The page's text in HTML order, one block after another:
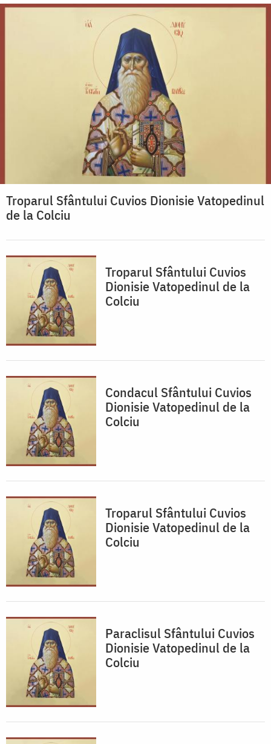
Troparul Sfântului Cuvios Dionisie Vatopedinul
de la Colciu
Troparul Sfântului Cuvios
Dionisie Vatopedinul de la
Colciu
Condacul Sfântului Cuvios
Dionisie Vatopedinul de la
Colciu
Troparul Sfântului Cuvios
Dionisie Vatopedinul de la
Colciu
Paraclisul Sfântului Cuvios
Dionisie Vatopedinul de la
Colciu